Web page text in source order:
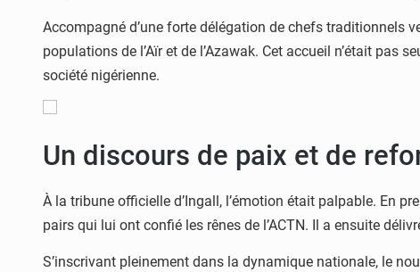
Accompagné d’une forte délégation de chefs traditionnels
populations de l’Aïr et de l’Azawak. Cet accueil n’était pas
société nigérienne.
Un discours de paix et de
À la tribune officielle d’Ingall, l’émotion était palpable. En
pairs qui lui ont confié les rênes de l’ACTN. Il a ensuite
S’inscrivant pleinement dans la dynamique nationale, le